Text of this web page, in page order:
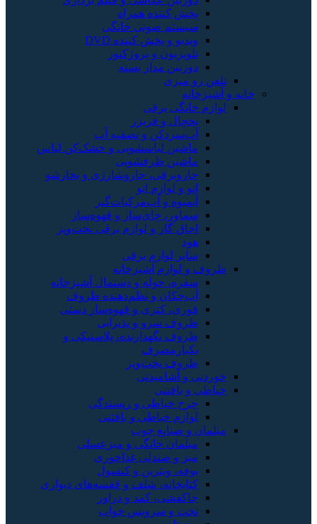
پخش کننده همراه
سیستم صوتی خانگی
ویدیو و پخش کننده DVD
تلویزیون و پروژکتور
دوربین مدار بسته
تلفن رو میزی
خانه و آشپزخانه
لوازم خانگی برقی
یخچال و فریزر
آب‌سردکن و تصفیه آب
ماشین لباسشویی و خشک‌کن لباس
ماشین ظرفشویی
جاروبرقی، جاروشارژی و بخارشو
اتو و لوازم اتو
آبمیوه و آب‌مرکبات‌گیر
سماور، چای‌ساز و قهوه‌ساز
اجاق گاز و لوازم برقی پخت‌وپز
هود
سایر لوازم برقی
ظروف و لوازم آشپزخانه
سفره، حوله و دستمال آشپزخانه
آب‌چکان و نظم‌دهنده ظروف
قوری، کتری و قهوه‌ساز دستی
ظروف سرو و پذیرایی
ظروف نگهدارنده، پلاستیکی و
یکبارمصرف
ظروف پخت‌وپز
خوردنی و آشامیدنی
خیاطی و بافتنی
چرخ خیاطی و ریسندگی
لوازم خیاطی و بافتنی
مبلمان و صنایع چوب
مبلمان خانگی و میزعسلی
میز و صندلی غذاخوری
بوفه، ویترین و کنسول
کتابخانه، شلف و قفسه‌های دیواری
جاکفشی، کمد و دراور
تخت و سرویس خواب